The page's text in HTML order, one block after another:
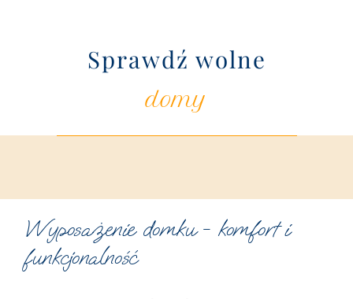
Sprawdź wolne
domy
Wyposażenie domku - komfort i
funkcjonalność